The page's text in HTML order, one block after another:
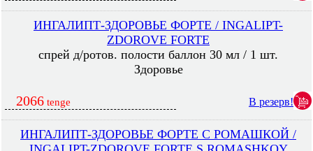
ИНГАЛИПТ-ЗДОРОВЬЕ ФОРТЕ / INGALIPT-
ZDOROVE FORTE
спрей д/ротов. полости баллон 30 мл / 1 шт.
Здоровье
2066 tenge В резерв!
ИНГАЛИПТ-ЗДОРОВЬЕ ФОРТЕ С РОМАШКОЙ /